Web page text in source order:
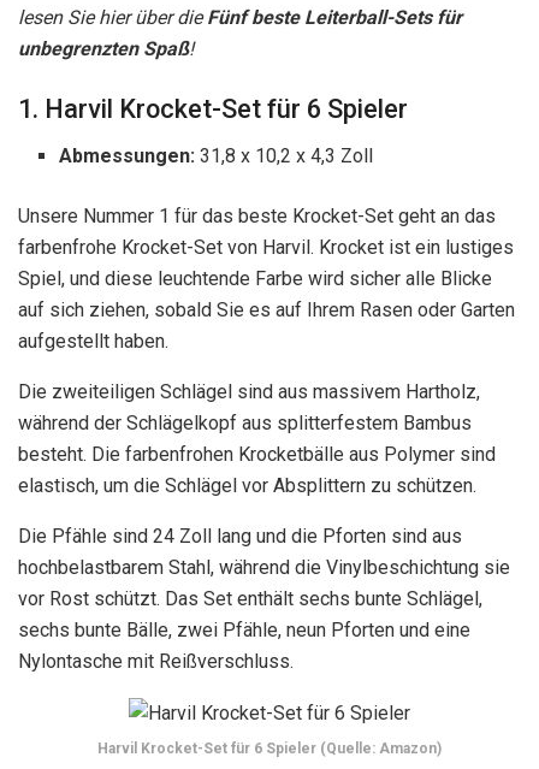
lesen Sie hier über dieFünf beste Leiterball-Sets für
unbegrenzten Spaß!
1. Harvil Krocket-Set für 6 Spieler
Abmessungen: 31,8 x 10,2 x 4,3 Zoll
Unsere Nummer 1 für das beste Krocket-Set geht an das
farbenfrohe Krocket-Set von Harvil. Krocket ist ein lustiges
Spiel, und diese leuchtende Farbe wird sicher alle Blicke
auf sich ziehen, sobald Sie es auf Ihrem Rasen oder Garten
aufgestellt haben.
Die zweiteiligen Schlägel sind aus massivem Hartholz,
während der Schlägelkopf aus splitterfestem Bambus
besteht. Die farbenfrohen Krocketbälle aus Polymer sind
elastisch, um die Schlägel vor Absplittern zu schützen.
Die Pfähle sind 24 Zoll lang und die Pforten sind aus
hochbelastbarem Stahl, während die Vinylbeschichtung sie
vor Rost schützt. Das Set enthält sechs bunte Schlägel,
sechs bunte Bälle, zwei Pfähle, neun Pforten und eine
Nylontasche mit Reißverschluss.
Harvil Krocket-Set für 6 Spieler (Quelle: Amazon)